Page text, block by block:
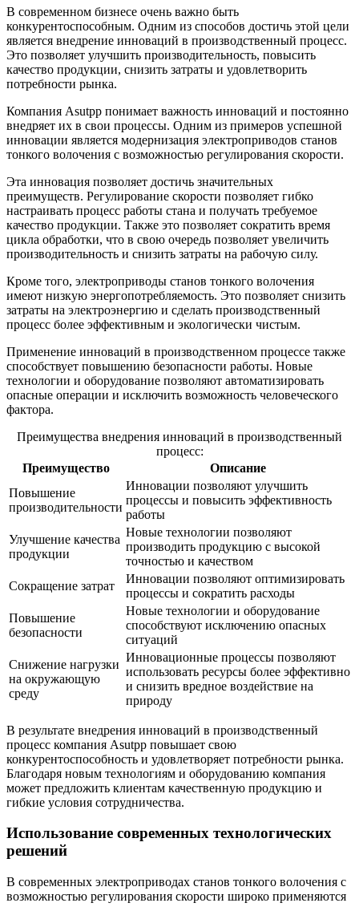
В современном бизнесе очень важно быть
конкурентоспособным. Одним из способов достичь этой цели
является внедрение инноваций в производственный процесс.
Это позволяет улучшить производительность, повысить
качество продукции, снизить затраты и удовлетворить
потребности рынка.
Компания Asutpp понимает важность инноваций и постоянно
внедряет их в свои процессы. Одним из примеров успешной
инновации является модернизация электроприводов станов
тонкого волочения с возможностью регулирования скорости.
Эта инновация позволяет достичь значительных
преимуществ. Регулирование скорости позволяет гибко
настраивать процесс работы стана и получать требуемое
качество продукции. Также это позволяет сократить время
цикла обработки, что в свою очередь позволяет увеличить
производительность и снизить затраты на рабочую силу.
Кроме того, электроприводы станов тонкого волочения
имеют низкую энергопотребляемость. Это позволяет снизить
затраты на электроэнергию и сделать производственный
процесс более эффективным и экологически чистым.
Применение инноваций в производственном процессе также
способствует повышению безопасности работы. Новые
технологии и оборудование позволяют автоматизировать
опасные операции и исключить возможность человеческого
фактора.
Преимущества внедрения инноваций в производственный
процесс:
Преимущество
Описание
Повышение
производительности
Инновации позволяют улучшить
процессы и повысить эффективность
работы
Улучшение качества
продукции
Новые технологии позволяют
производить продукцию с высокой
точностью и качеством
Сокращение затрат
Инновации позволяют оптимизировать
процессы и сократить расходы
Повышение
безопасности
Новые технологии и оборудование
способствуют исключению опасных
ситуаций
Снижение нагрузки
на окружающую
среду
Инновационные процессы позволяют
использовать ресурсы более эффективно
и снизить вредное воздействие на
природу
В результате внедрения инноваций в производственный
процесс компания Asutpp повышает свою
конкурентоспособность и удовлетворяет потребности рынка.
Благодаря новым технологиям и оборудованию компания
может предложить клиентам качественную продукцию и
гибкие условия сотрудничества.
Использование современных технологических
решений
В современных электроприводах станов тонкого волочения с
возможностью регулирования скорости широко применяются